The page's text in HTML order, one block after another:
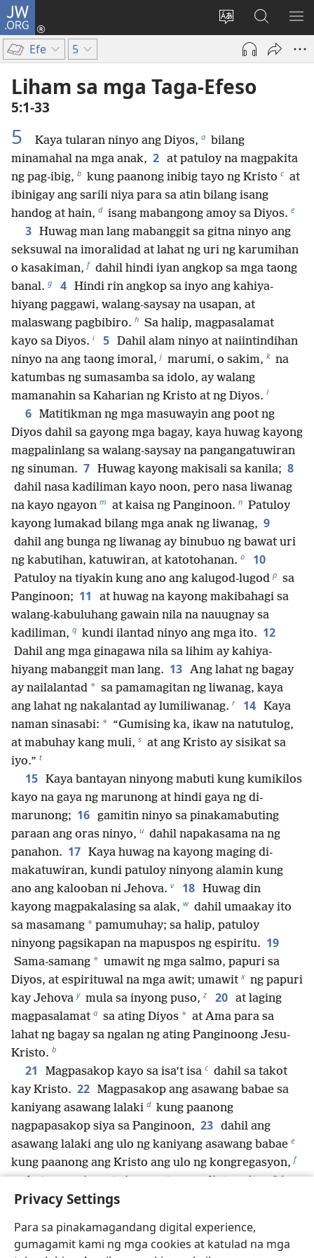
Privacy Settings
Para sa pinakamagandang digital experience,
gumagamit kami ng mga cookies at katulad na mga
JW.ORG
Baguhin
ang
wika
site
Mag-
log
bubukas
na
sa
JW.ORG
Efe 5
Liham sa mga Taga-Efeso
5:1-33
5 Kaya tularan ninyo ang Diyos, a bilang
minamahal na mga anak, 2 at patuloy na magpakita
ng pag-ibig, b kung paanong inibig tayo ng Kristo c at
ibinigay ang sarili niya para sa atin bilang isang
handog at hain, d isang mabangong amoy sa Diyos. e
3 Huwag man lang mabanggit sa gitna ninyo ang
seksuwal na imoralidad at lahat ng uri ng karumihan
o kasakiman, f dahil hindi iyan angkop sa mga taong
banal. g 4 Hindi rin angkop sa inyo ang kahiya-
hiyang paggawi, walang-saysay na usapan, at
malaswang pagbibiro. h Sa halip, magpasalamat
kayo sa Diyos. i 5 Dahil alam ninyo at naiintindihan
ninyo na ang taong imoral, j marumi, o sakim, k na
katumbas ng sumasamba sa idolo, ay walang
mamanahin sa Kaharian ng Kristo at ng Diyos. l
6 Matitikman ng mga masuwayin ang poot ng
Diyos dahil sa gayong mga bagay, kaya huwag kayong
magpalinlang sa walang-saysay na pangangatuwiran
ng sinuman. 7 Huwag kayong makisali sa kanila; 8
dahil nasa kadiliman kayo noon, pero nasa liwanag
na kayo ngayon m at kaisa ng Panginoon. n Patuloy
kayong lumakad bilang mga anak ng liwanag, 9
dahil ang bunga ng liwanag ay binubuo ng bawat uri
ng kabutihan, katuwiran, at katotohanan. o 10
Patuloy na tiyakin kung ano ang kalugod-lugod p sa
Panginoon; 11
at huwag na kayong makibahagi sa
walang-kabuluhang gawain nila na nauugnay sa
kadiliman, q kundi ilantad ninyo ang mga ito. 12
Dahil ang mga ginagawa nila sa lihim ay kahiya-
hiyang mabanggit man lang. 13 Ang lahat ng bagay
ay nailalantad * sa pamamagitan ng liwanag, kaya
ang lahat ng nakalantad ay lumiliwanag. r 14 Kaya
naman sinasabi: * “Gumising ka, ikaw na natutulog,
at mabuhay kang muli, s at ang Kristo ay sisikat sa
iyo.” t
15 Kaya bantayan ninyong mabuti kung kumikilos
kayo na gaya ng marunong at hindi gaya ng di-
marunong; 16 gamitin ninyo sa pinakamabuting
paraan ang oras ninyo, u dahil napakasama na ng
panahon. 17 Kaya huwag na kayong maging di-
makatuwiran, kundi patuloy ninyong alamin kung
ano ang kalooban ni Jehova. v 18 Huwag din
kayong magpakalasing sa alak, w dahil umaakay ito
sa masamang * pamumuhay; sa halip, patuloy
ninyong pagsikapan na mapuspos ng espiritu. 19
Sama-samang * umawit ng mga salmo, papuri sa
Diyos, at espirituwal na mga awit; umawit x ng papuri
kay Jehova y mula sa inyong puso, z 20 at laging
magpasalamat a sa ating Diyos * at Ama para sa
lahat ng bagay sa ngalan ng ating Panginoong Jesu-
Kristo. b
21 Magpasakop kayo sa isa’t isa c dahil sa takot
kay Kristo. 22 Magpasakop ang asawang babae sa
kaniyang asawang lalaki d kung paanong
nagpapasakop siya sa Panginoon, 23 dahil ang
asawang lalaki ang ulo ng kaniyang asawang babae e
kung paanong ang Kristo ang ulo ng kongregasyon, f
na katawan niya, at siya ang tagapagligtas nito. 24
Ang totoo, kung paanong ang kongregasyon ay
ay dapat magpasakop sa kanilang asawang lalaki sa
lahat ng bagay.
25 Mga asawang lalaki, patuloy na